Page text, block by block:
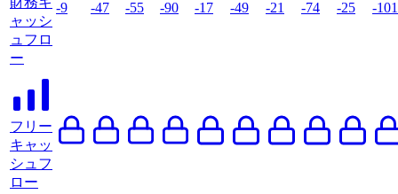
ャッシ
ュフロ
ー
-9 -47 -55 -90 -17 -49 -21 -74 -25 -101
フリー
キャッ
シュフ
ロー